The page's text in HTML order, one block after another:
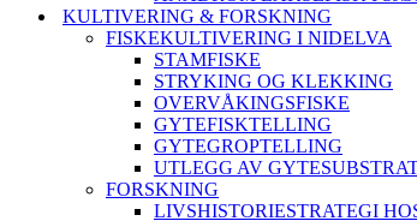
KULTIVERING & FORSKNING
FISKEKULTIVERING I NIDELVA
STAMFISKE
STRYKING OG KLEKKING
OVERVÅKINGSFISKE
GYTEFISKTELLING
GYTEGROPTELLING
UTLEGG AV
FORSKNING
LIVSHISTORIESTRATEGI